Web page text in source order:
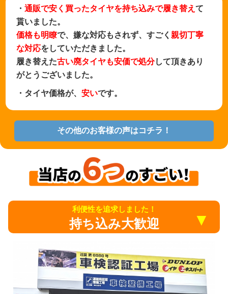
・通販で安く買ったタイヤを持ち込みで履き替えて
貰いました。
価格も明瞭で、嫌な対応もされず、すごく親切丁寧
な対応をしていただきました。
履き替えた古い廃タイヤも安価で処分して頂きあり
がとうございました。
・タイヤ価格が、安いです。
その他のお客様の声はコチラ！
▼
利便性を追求しました！
持ち込み大歓迎